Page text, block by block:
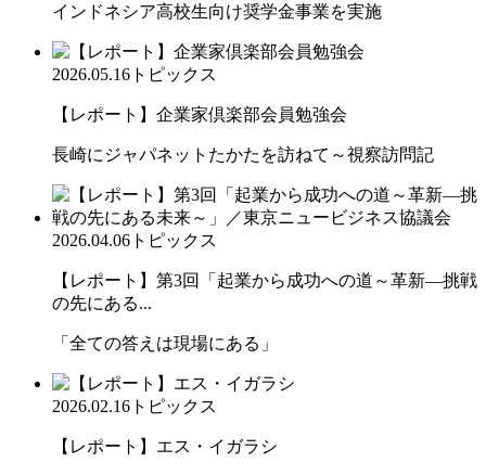
インドネシア高校生向け奨学金事業を実施
2026.05.16 トピックス
【レポート】企業家倶楽部会員勉強会
長崎にジャパネットたかたを訪ねて～視察訪問記
2026.04.06 トピックス
【レポート】第3回「起業から成功への道～革新―挑戦
の先にある...
「全ての答えは現場にある」
2026.02.16 トピックス
【レポート】エス・イガラシ